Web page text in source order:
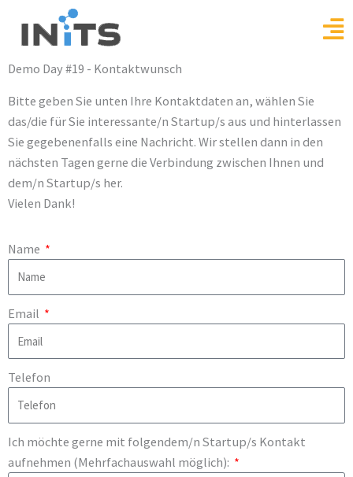
content
Demo Day #19 - Kontaktwunsch
Bitte geben Sie unten Ihre Kontaktdaten an, wählen Sie
das/die für Sie interessante/n Startup/s aus und hinterlassen
Sie gegebenenfalls eine Nachricht. Wir stellen dann in den
nächsten Tagen gerne die Verbindung zwischen Ihnen und
dem/n Startup/s her.
Vielen Dank!
Name
Email
Telefon
Ich möchte gerne mit folgendem/n Startup/s Kontakt
aufnehmen (Mehrfachauswahl möglich):